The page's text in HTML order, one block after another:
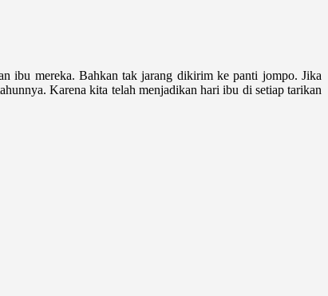
ibu mereka. Bahkan tak jarang dikirim ke panti jompo. Jika
Karena kita telah menjadikan hari ibu di setiap tarikan